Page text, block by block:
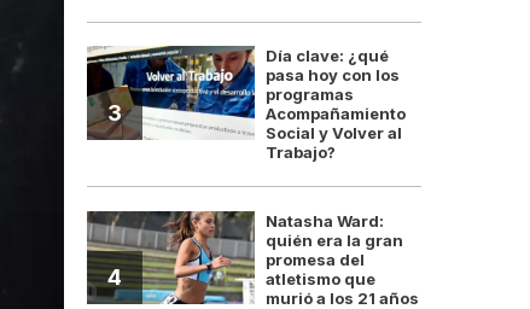
3
Día clave: ¿qué
pasa hoy con los
programas
Acompañamiento
Social y Volver al
Trabajo?
4
Natasha Ward:
quién era la gran
promesa del
atletismo que
murió a los 21 años